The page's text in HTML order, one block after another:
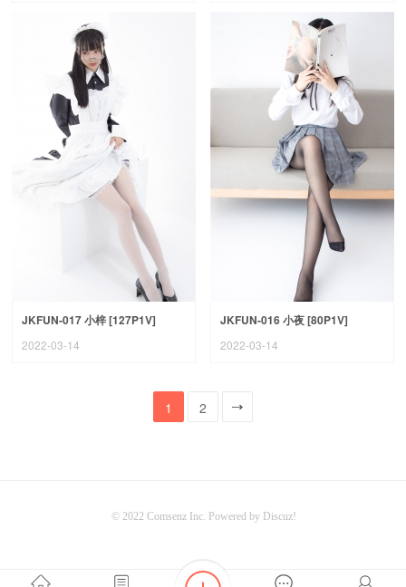
JKFUN-017 小梓 [127P1V]
2022-03-14
JKFUN-016 小夜 [80P1V]
2022-03-14
1
2
© 2022Comsenz Inc. Powered by Discuz!